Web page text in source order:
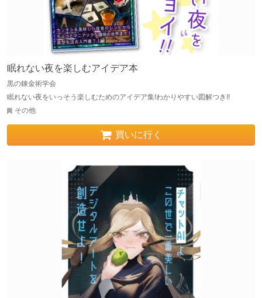
眠れない夜を楽しむアイデア本
黒の錬金術学会
眠れない夜をいっそう楽しむためのアイデア集!わかりやすい図解つき!!
その他
買いに行く